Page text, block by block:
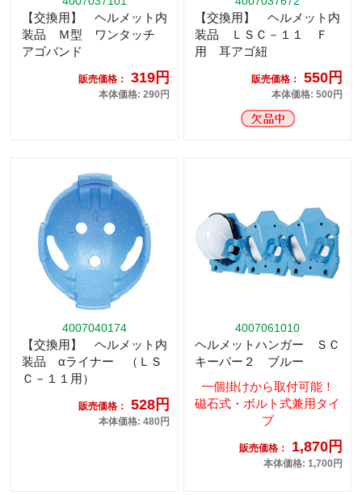
【交換用】 ヘルメット内
装品 Ｍ型 ワンタッチ
アゴバンド
販売価格： 319円
本体価格: 290円
【交換用】 ヘルメット内
装品 ＬＳＣ－１１ Ｆ
用 耳アゴ紐
販売価格： 550円
本体価格: 500円
4007040174
【交換用】 ヘルメット内
装品 αライナー （ＬＳ
Ｃ－１１用）
販売価格： 528円
本体価格: 480円
4007061010
ヘルメットハンガー ＳＣ
キーパー２ ブルー
一個掛けから取付可能！
磁石式・ボルト式兼用タイ
プ
販売価格： 1,870円
本体価格: 1,700円